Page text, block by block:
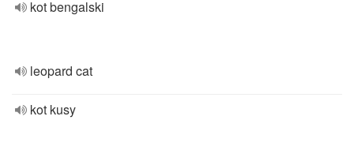
kot bengalski
leopard cat
kot kusy